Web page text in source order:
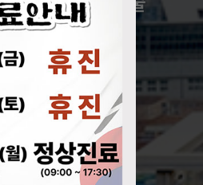
수술센터